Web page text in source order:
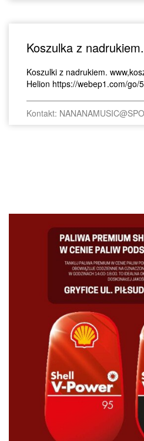
Koszulka z nadrukiem.
Koszulki z nadrukiem.
Helion https://webep1.com/go/
Kontakt: